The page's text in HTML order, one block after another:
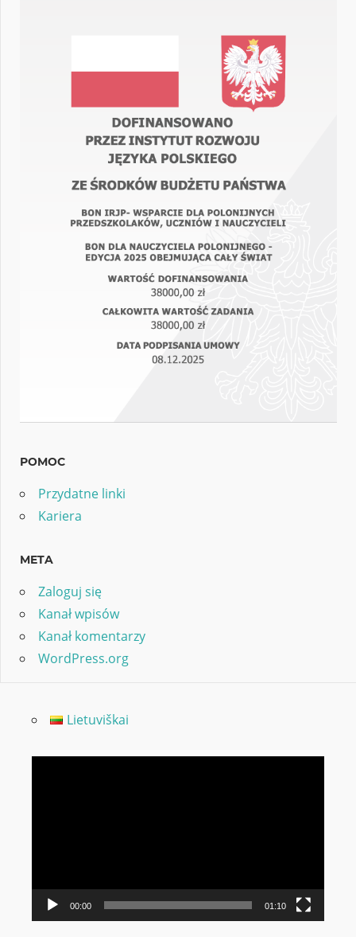
POMOC
Przydatne linki
Kariera
META
Zaloguj się
Kanał wpisów
Kanał komentarzy
WordPress.org
Lietuviškai
00:00 01:10